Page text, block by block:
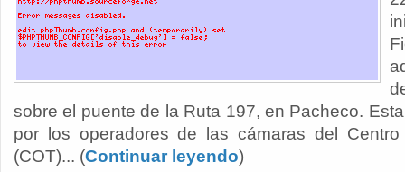
sobre el puente de la Ruta 197, en Pacheco.
por los operadores de las cámaras del
(COT)... (Continuar leyendo)